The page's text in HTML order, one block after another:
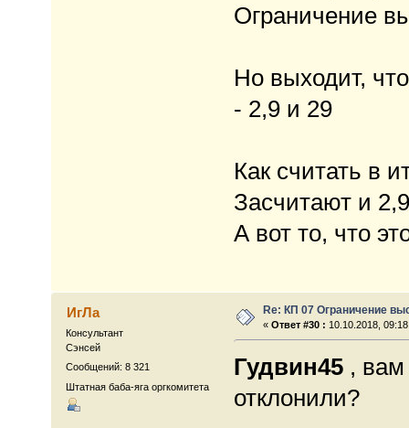
Ограничение
Но выходит,
- 2,9 и 29
Как считать в
Засчитают и
А вот то, что
ИгЛа
Консультант
Сэнсей
Сообщений: 8 321
Штатная баба-яга оргкомитета
Re: КП 07 Ограничение
«Ответ #30 : 10.10.2018,
Гудвин45, вам
отклонили?